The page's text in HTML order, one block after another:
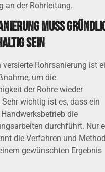
an der Rohrleitung.
muss
sein
versierte Rohrsanierung ist
um die
der Rohre wieder
Sehr wichtig ist es, dass ein
die
durchführt. Nur
die Verfahren und
gewünschten Ergebnis